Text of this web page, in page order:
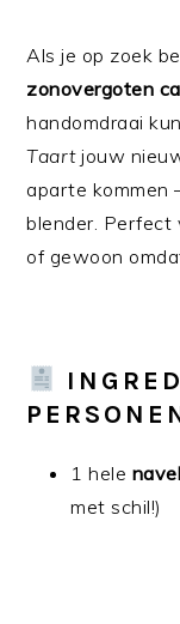
Als je op zoek
zonovergoten
handomdraai
Taartjouw
aparte kommen
blender. Perfect
of gewoon
1 hele
met schil!)